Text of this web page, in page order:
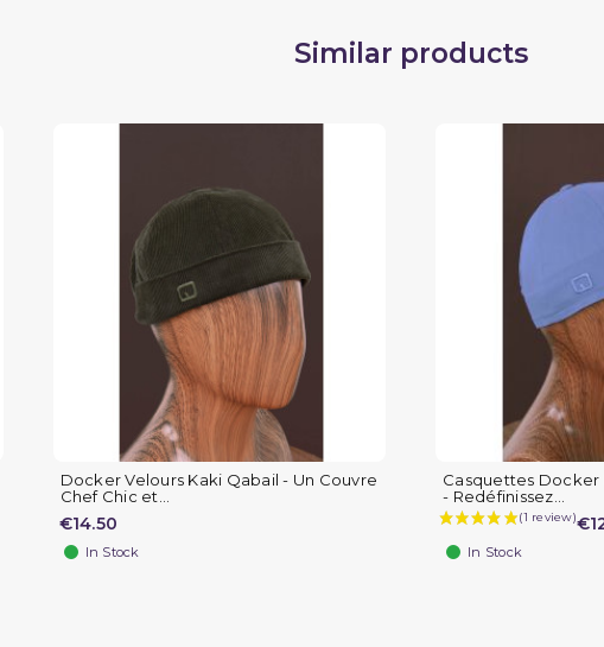
Similar products
Docker Velours Kaki Qabail - Un Couvre
Chef Chic et...
€14.50
In Stock
Casquettes Docker
- Redéfinissez...
In Stock